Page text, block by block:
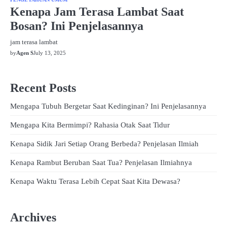
Kenapa Jam Terasa Lambat Saat
Bosan? Ini Penjelasannya
jam terasa lambat
byAgen SJuly 13, 2025
Recent Posts
Mengapa Tubuh Bergetar Saat Kedinginan? Ini Penjelasannya
Mengapa Kita Bermimpi? Rahasia Otak Saat Tidur
Kenapa Sidik Jari Setiap Orang Berbeda? Penjelasan Ilmiah
Kenapa Rambut Beruban Saat Tua? Penjelasan Ilmiahnya
Kenapa Waktu Terasa Lebih Cepat Saat Kita Dewasa?
Archives